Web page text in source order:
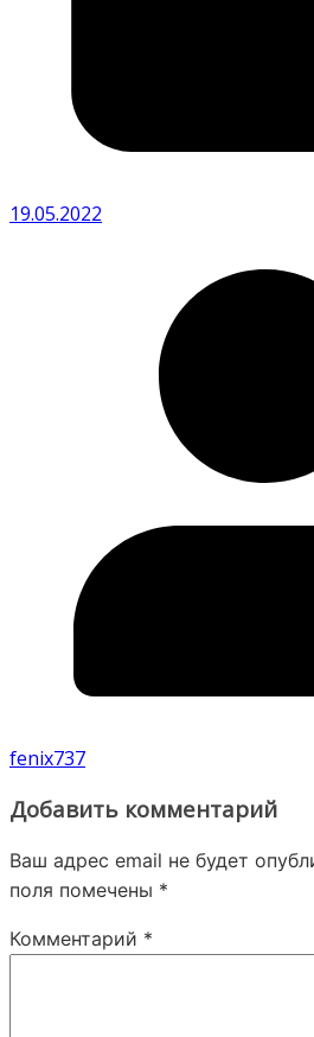
19.05.2022
fenix737
Добавить комментарий
Ваш адрес email не будет
поля помечены *
Комментарий *